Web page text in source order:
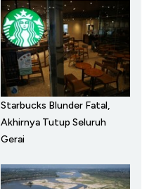
Starbucks Blunder Fatal,
Akhirnya Tutup Seluruh
Gerai